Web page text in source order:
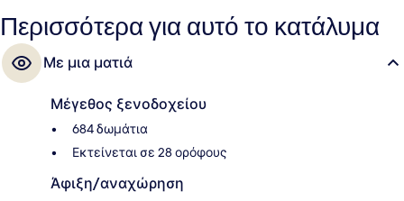
απόσταση με τα πόδια: το σημείο επιβίβασης Σταθμός BTS Surasak
βρίσκεται σε απόσταση 7 λεπτών και το σημείο επιβίβασης
Σταθμός Αγίου Λουδοβίκου βρίσκεται σε απόσταση 14 λεπτών.
Περισσότερα για αυτό το κατάλυμα
Με μια ματιά
Μέγεθος ξενοδοχείου
684 δωμάτια
Εκτείνεται σε 28 ορόφους
Άφιξη/αναχώρηση